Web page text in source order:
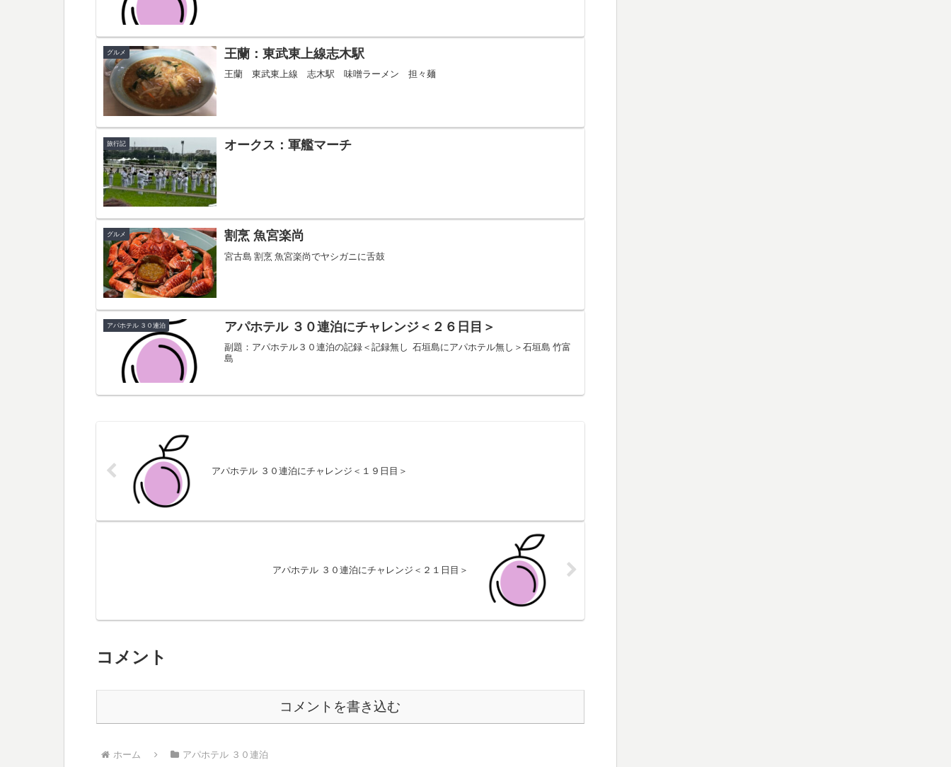
グルメ 王蘭：東武東上線志木駅
王蘭 東武東上線 志木駅 味噌ラーメン 担々麺
旅行記 オークス：軍艦マーチ
グルメ 割烹 魚宮楽尚
宮古島 割烹 魚宮楽尚でヤシガニに舌鼓
アパホテル ３０連泊 アパホテル ３０連泊にチャレンジ＜２６日目＞
副題：アパホテル３０連泊の記録＜記録無し 石垣島にアパホテル無し＞石垣島 竹富
島
アパホテル ３０連泊にチャレンジ＜１９日目＞
アパホテル ３０連泊にチャレンジ＜２１日目＞
コメント
コメントを書き込む
ホーム アパホテル ３０連泊